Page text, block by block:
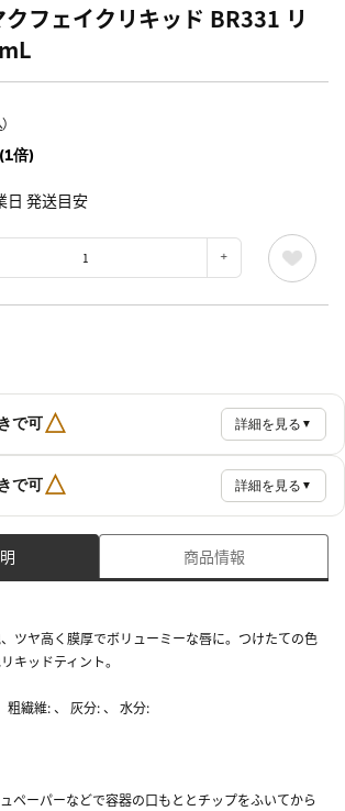
フェイクリキッド BR331 リ
倍)
日 発送目安
で可△ 詳細を見る ▼
で可△ 詳細を見る ▼
商品情報
ツヤ高く膜厚でボリューミーな唇に。つけたての色
キッドティント。
粗繊維: 、 灰分: 、 水分:
ペーパーなどで容器の口もととチップをふいてから